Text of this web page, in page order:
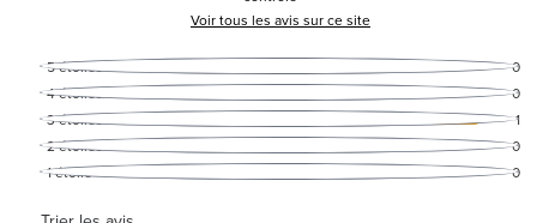
Voir tous les avis sur ce site
5étoiles
0
4étoiles
0
3étoiles
1
2étoiles
0
1étoile 0